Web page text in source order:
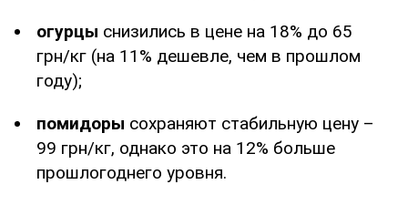
огурцы снизились в цене на 18% до 65
грн/кг (на 11% дешевле, чем в прошлом
году);
помидоры сохраняют стабильную цену –
99 грн/кг, однако это на 12% больше
прошлогоднего уровня.